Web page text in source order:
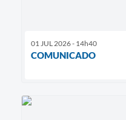
01 JUL 2026 - 14h40
COMUNICADO